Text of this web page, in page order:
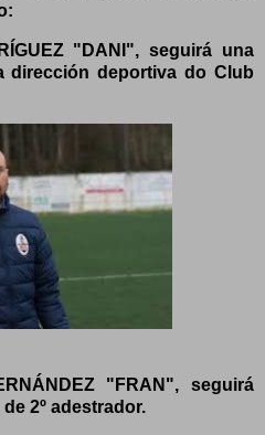
"DANI", seguirá una
dirección deportiva do Club
"FRAN", seguirá
2º adestrador.